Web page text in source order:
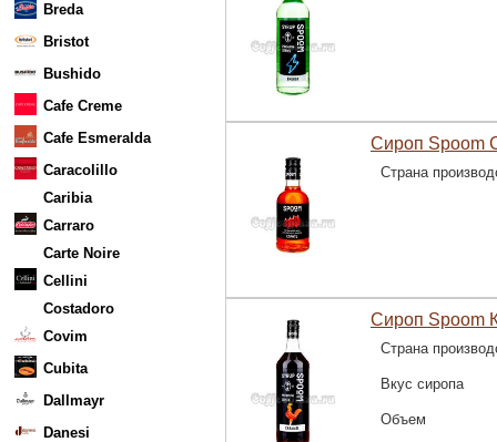
Breda
Bristot
Bushido
Cafe Creme
Cafe Esmeralda
Caracolillo
Caribia
Carraro
Carte Noire
Cellini
Costadoro
Covim
Cubita
Dallmayr
Danesi
Сироп Spoom
Страна
Сироп Spoom
Страна
Вкус сиропа
Объем